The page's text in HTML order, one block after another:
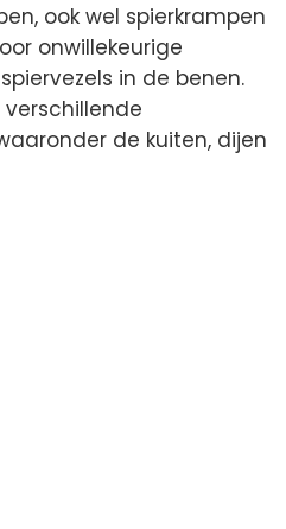
ook wel spierkrampen
onwillekeurige
in de benen.
verschillende
de kuiten, dijen